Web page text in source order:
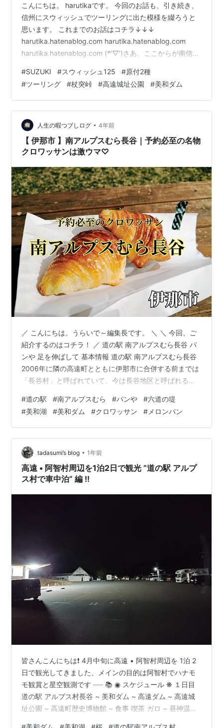
こんにちは。 harutikaです。 今回のお話も、引き続き、
信州にスウィッシュでツーリングに出た模様を綴ろうと
思います。 これまでのお話はコチラ↓↓↓
harutika.hatenablog.com harutika.hatenablog.com
harutika.hatenablog.com (*'▽')さあ、ここからが南信州
見て回り、ガソリン入れて、杖突峠を抜けて行こう！っ
てなトコからスタートです。 文末まで、気楽にお付き合
い下さいませ。 (*'▽')ではでは、早速、はじまりはじま
りー にほんブログ村 さて、諏訪市を出発して、芽野市に
入…
#SUZUKI #スウィッシュ125 #原付2種
#ツーリング #杖突峠 #高遠城址公園 #美和ダム
人生の暇つブしログ • 4年前
【 伊那市 】南アルプスむら長谷｜予約必至の名物
クロワッサンは激ウマ♡
／ こんにちは。うらいで～編集長です。 ＼ ＼ 今回、ご
紹介するのはコチラ！ ／ 道の駅 南アルプスむら長谷 パ
ンや 足を伸ばして 基本情報 道の駅 南アルプスむら長谷
2006年に隣の高遠町とともに伊那市に合併する前までは
「長谷村」と呼ばれていて、今は長谷地区と呼ばれる地
が、今回ご紹介する道の駅『南アルプスむら長谷』で
す。 ここに… 超絶ウマイ!!「クロワッサン」 があると聞
いてやってきました。 ▶シアトル発祥のパン屋さん 塩パ
ンが絶品のパン屋♡「スイート」 その前に道の駅を簡単
にご紹介。南アルプスへの入り口の駅として、南アルプ
スを代表す…
#道の駅 #南アルプスむら #パンや #六道の堤
#美和湖 #美和ダム #クロワッサン # メロンパン
tadasumi’s blog • 1年前
高遠 • 阿智村周辺を1泊2日で観光 ”道の駅 アルプ
ス村で車中泊” 編 !!
皆さんこんにちは❗ 4月中旬に高遠 • 阿智村周辺を 1泊 2
日で観光してきました、メインの目的は阿智村でハナモ
モ観賞と星空観測です ····· 📚 ◉ スケジュール ❋ １日目
道の駅 アルプス村長谷 ~ 美和ダム ~ 高遠ダム ~ 高遠城
址公園 ~ 高遠町歴史博物館 ~ 食事 喫茶 ガロ ~ 昼神温泉